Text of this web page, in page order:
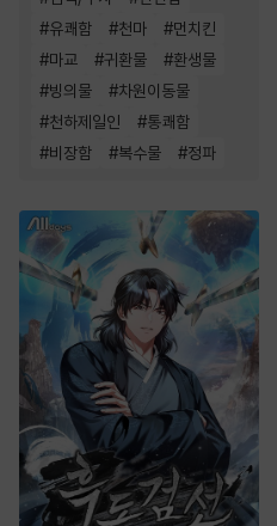
#유쾌함 #천마 #먼치킨
#마교 #귀환물 #환생물
#빙의물 #차원이동물
#천하제일인 #통쾌함
#비장함 #복수물 #정파